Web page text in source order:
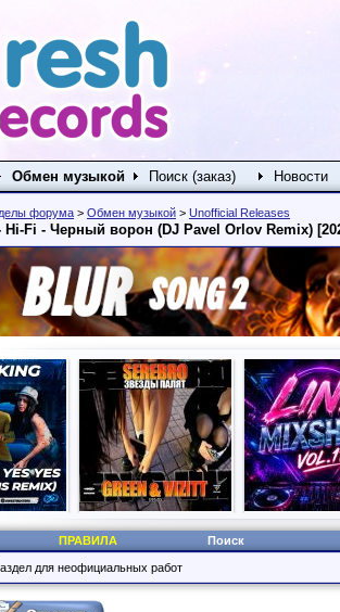
Обмен музыкой Поиск (заказ) Новости
форума > Обмен музыкой > Unofficial Releases
Hi-Fi - Черный ворон (DJ Pavel Orlov Remix)
ПРАВИЛА Поиск
для неофициальных работ